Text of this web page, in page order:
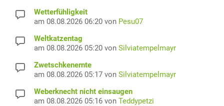
Wetterfühligkeit
am 08.08.2026 06:20 von Pesu07
Weltkatzentag
am 08.08.2026 05:20 von Silviatempelmayr
Zwetschkenernte
am 08.08.2026 05:17 von Silviatempelmayr
Weberknecht nicht einsaugen
am 08.08.2026 05:16 von Teddypetzi